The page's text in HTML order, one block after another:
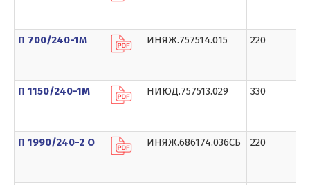
П 700/240-1М ИНЯЖ.757514.015 220
П 1150/240-1М НИЮД.757513.029 330
П 1990/240-2 О ИНЯЖ.686174.036СБ 220